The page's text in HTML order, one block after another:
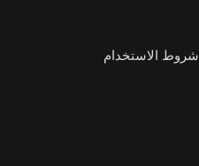
شروط الاستخدام